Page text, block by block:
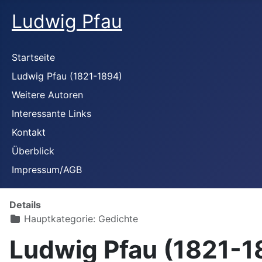
Ludwig Pfau
Startseite
Ludwig Pfau (1821-1894)
Weitere Autoren
Interessante Links
Kontakt
Überblick
Impressum/AGB
Details
Hauptkategorie: Gedichte
Ludwig Pfau (1821-